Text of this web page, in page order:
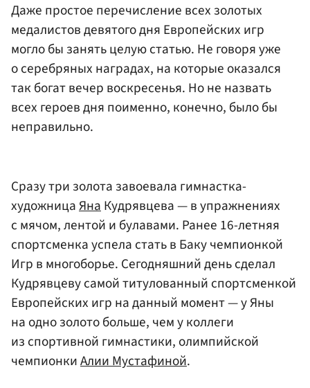
Даже простое перечисление всех золотых
медалистов девятого дня Европейских игр
могло бы занять целую статью. Не говоря уже
о серебряных наградах, на которые оказался
так богат вечер воскресенья. Но не назвать
всех героев дня поименно, конечно, было бы
неправильно.
Сразу три золота завоевала гимнастка-
художницаЯнаКудрявцева — в упражнениях
с мячом, лентой и булавами. Ранее 16-летняя
спортсменка успела стать в Баку чемпионкой
Игр в многоборье. Сегодняшний день сделал
Кудрявцеву самой титулованный спортсменкой
Европейских игр на данный момент — у Яны
на одно золото больше, чем у коллеги
из спортивной гимнастики, олимпийской
чемпионкиАлии Мустафиной.